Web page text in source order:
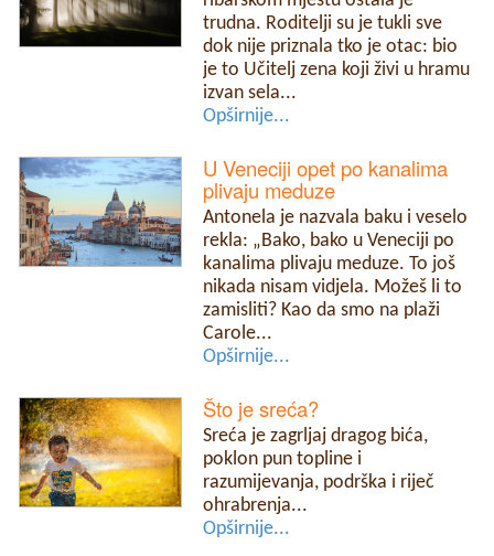
trudna. Roditelji su je tukli sve
dok nije priznala tko je otac: bio
je to Učitelj zena koji živi u hramu
izvan sela...
Opširnije...
U Veneciji opet po kanalima
plivaju meduze
Antonela je nazvala baku i veselo
rekla: „Bako, bako u Veneciji po
kanalima plivaju meduze. To još
nikada nisam vidjela. Možeš li to
zamisliti? Kao da smo na plaži
Carole...
Opširnije...
Što je sreća?
Sreća je zagrljaj dragog bića,
poklon pun topline i
razumijevanja, podrška i riječ
ohrabrenja...
Opširnije...